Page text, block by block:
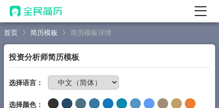
首页
AI 简历工具
AI 优化简历
首页 简历模板 简历模板详情
投资分析师简历模板
选择语言：
选择颜色：